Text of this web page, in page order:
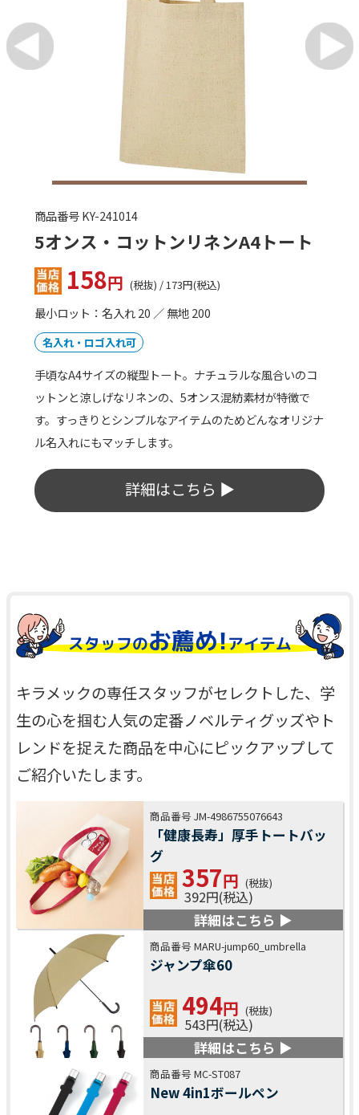
商品番号 KO-V010600
PREMO サーモマグカップ 340ml
874円 (税抜) / 961円(税込)
最小ロット：名入れ 20 ／ 無地 50
名入れ・ロゴ入れ可
340mlサイズのサーモマグカップ。真空二重構造のステ
ンレス素材で保冷保温効果に優れており、また付属の透
明蓋は見た目もオシャレな上にホコリなどが入るのも防
いでくれるため便利です。
詳細はこちら ▶
スタッフのお薦め!アイテム
キラメックの専任スタッフがセレクトした、学
生の心を掴む人気の定番ノベルティグッズやト
レンドを捉えた商品を中心にピックアップして
ご紹介いたします。
商品番号 JM-4986755076643
「健康長寿」厚手トートバッ
グ
357円 (税抜)
392円(税込)
詳細はこちら ▶
商品番号 MARU-jump60_umbrella
ジャンプ傘60
494円 (税抜)
543円(税込)
詳細はこちら ▶
商品番号 MC-ST087
New 4in1ボールペン